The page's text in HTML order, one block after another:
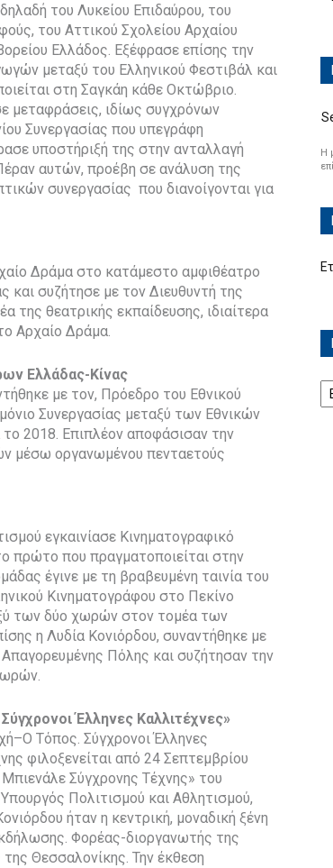
του Λυκείου Επιδαύρου, του
του Αττικού Σχολείου Αρχαίου
Ελλάδος. Εξέφρασε επίσης την
μεταξύ του Ελληνικού Φεστιβάλ και
στη Σαγκάη κάθε Οκτώβριο.
μεταφράσεις, ιδίως συγχρόνων
Συνεργασίας που υπεγράφη
υποστήριξή της στην ανταλλαγή
αυτών, προέβη σε ανάλυση της
συνεργασίας που διανοίγονται για
Δράμα στο κατάμεστο αμφιθέατρο
συζήτησε με τον Διευθυντή της
της θεατρικής εκπαίδευσης, ιδιαίτερα
Αρχαίο Δράμα.
Ελλάδας-Κίνας
με τον, Πρόεδρο του Εθνικού
Συνεργασίας μεταξύ των Εθνικών
2018. Επιπλέον αποφάσισαν την
μέσω οργανωμένου πενταετούς
εγκαινίασε Κινηματογραφικό
πρώτο που πραγματοποιείται στην
έγινε με τη βραβευμένη ταινία του
Κινηματογράφου στο Πεκίνο
των δύο χωρών στον τομέα των
η Λυδία Κονιόρδου, συναντήθηκε με
Πόλης και συζήτησαν την
Έλληνες Καλλιτέχνες»
Τόπος. Σύγχρονοι Έλληνες
φιλοξενείται από 24 Σεπτεμβρίου
Σύγχρονης Τέχνης» του
Πολιτισμού και Αθλητισμού,
ήταν η κεντρική, μοναδική ξένη
Φορέας-διοργανωτής της
Θεσσαλονίκης. Την έκθεση
Η